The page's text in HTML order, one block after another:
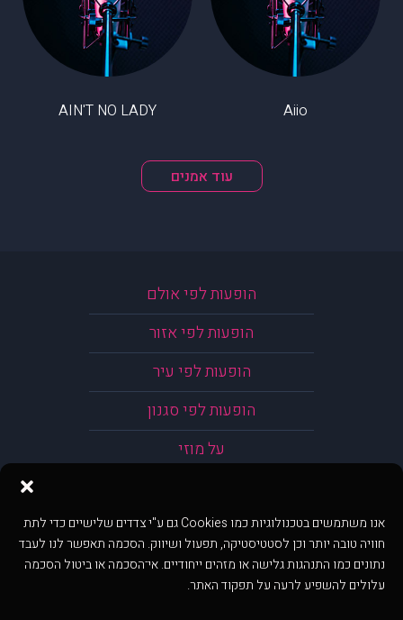
אנו משתמשים בטכנולוגיות כמו Cookies גם ע"י צדדים שלישיים כדי לתת
חוויה טובה יותר וכן לסטטיסטיקה, תפעול ושיווק. הסכמה תאפשר לנו לעבד
נתונים כמו התנהגות גלישה או מזהים ייחודיים. אי־הסכמה או ביטול הסכמה
עלולים להשפיע לרעה על תפקוד האתר.
Aiio
AIN'T NO LADY
עוד אמנים
הופעות לפי אולם
הופעות לפי אזור
הופעות לפי עיר
הופעות לפי סגנון
על מוזי